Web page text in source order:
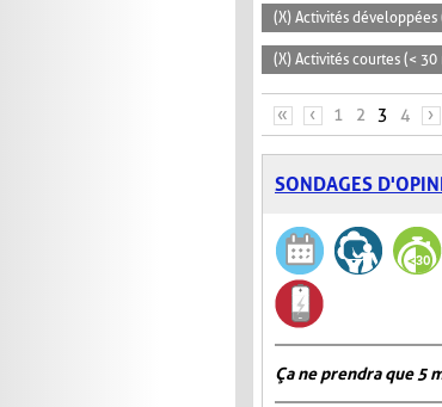
(X) Activités
(X) Activités courtes (< 30
PAGES
« ‹ 1 2 3 4 ›
SONDAGES
Ça ne prendra que 5